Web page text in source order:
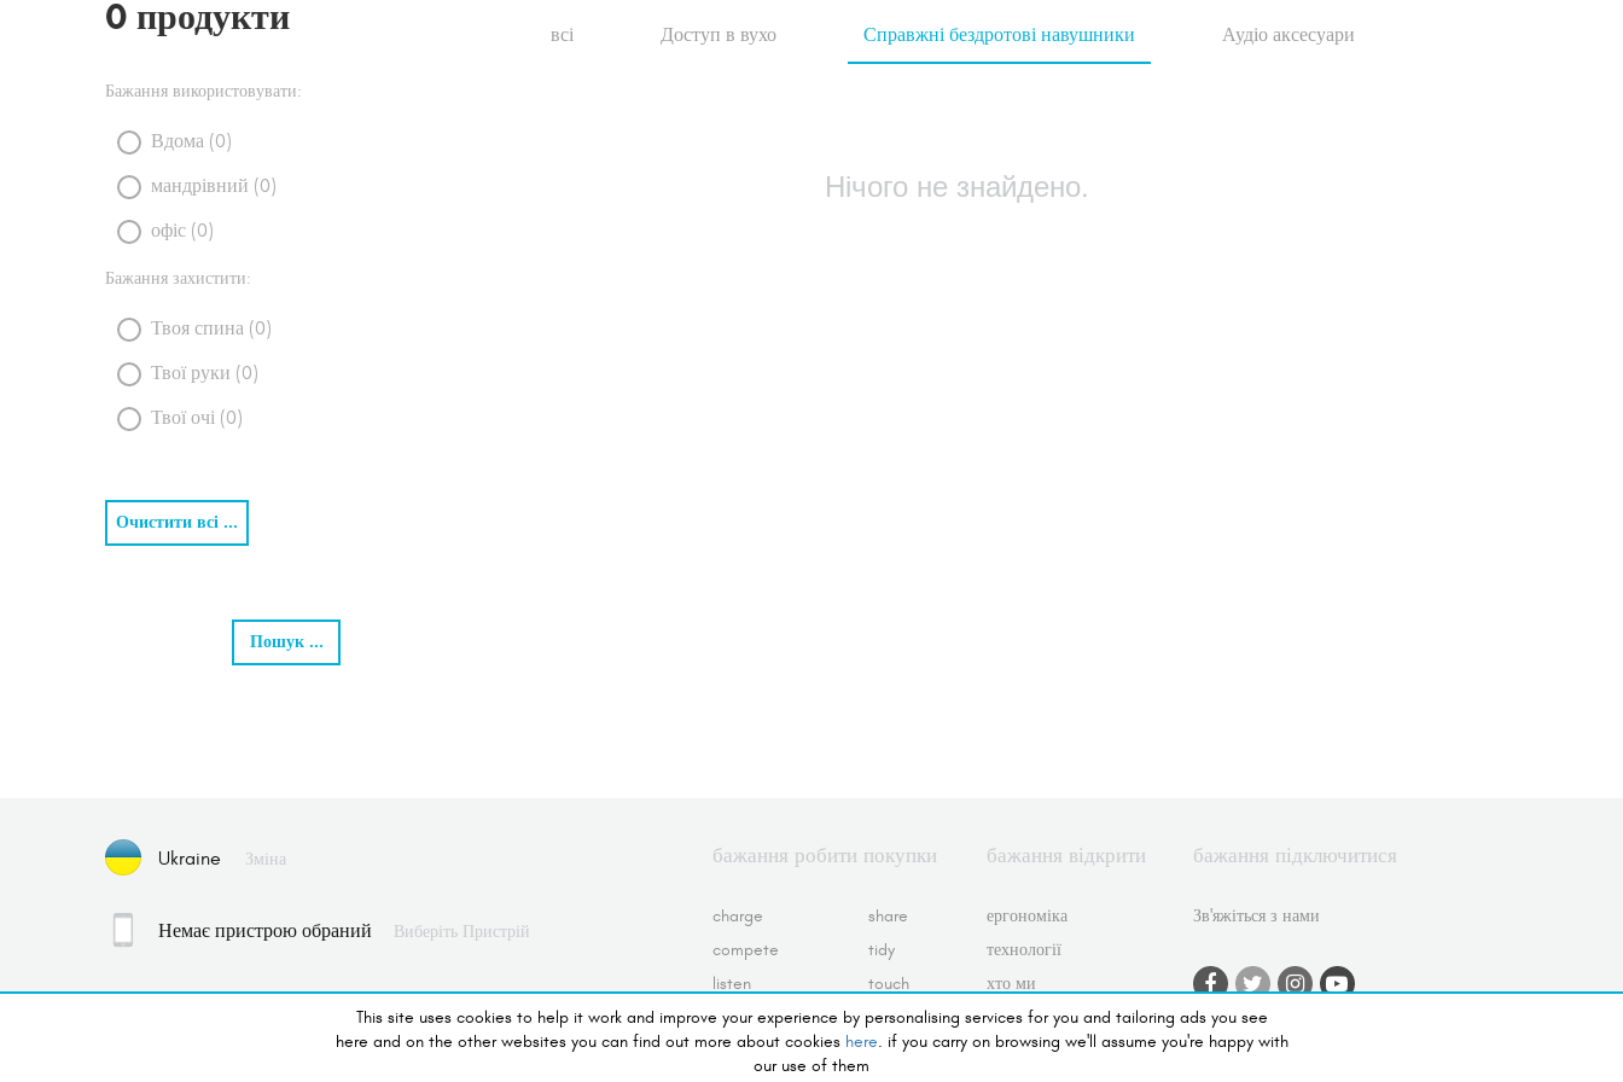
0 продукти
Бажання використовувати:
Вдома (0)
мандрівний (0)
офіс (0)
Бажання захистити:
Твоя спина (0)
Твої руки (0)
Твої очі (0)
Очистити всі ...
Пошук ...
всі Доступ в вухо Справжні бездротові навушники Аудіо аксесуари
Нічого не знайдено.
This site uses cookies to help it work and improve your experience by personalising services for you and tailoring ads you see
here and on the other websites you can find out more about cookies here. if you carry on browsing we'll assume you're happy with
our use of them
бажання робити покупки
charge
compete
listen
preserve
see
share
tidy
touch
view
бажання відкрити
ергономіка
технології
хто ми
Умови використання
політика повернення
бажання підключитися
Зв'яжіться з нами
Ukraine Зміна
Немає пристрою обраний Виберіть Пристрій